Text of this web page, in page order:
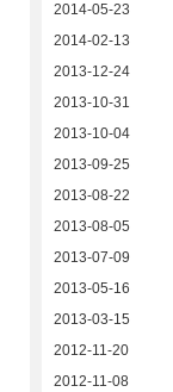
2014-05-23
2014-02-13
2013-12-24
2013-10-31
2013-10-04
2013-09-25
2013-08-22
2013-08-05
2013-07-09
2013-05-16
2013-03-15
2012-11-20
2012-11-08